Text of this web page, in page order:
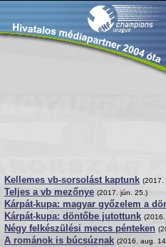
Kellemes vb-sorsolást kaptunk (2017.
Teljes a vb mezőnye (2017. jún. 25.)
Kárpát-kupa: magyar győzelem a
Kárpát-kupa: döntőbe jutottunk
Négy felkészülési meccs pénteken
A románok is búcsúznak (2016. aug.